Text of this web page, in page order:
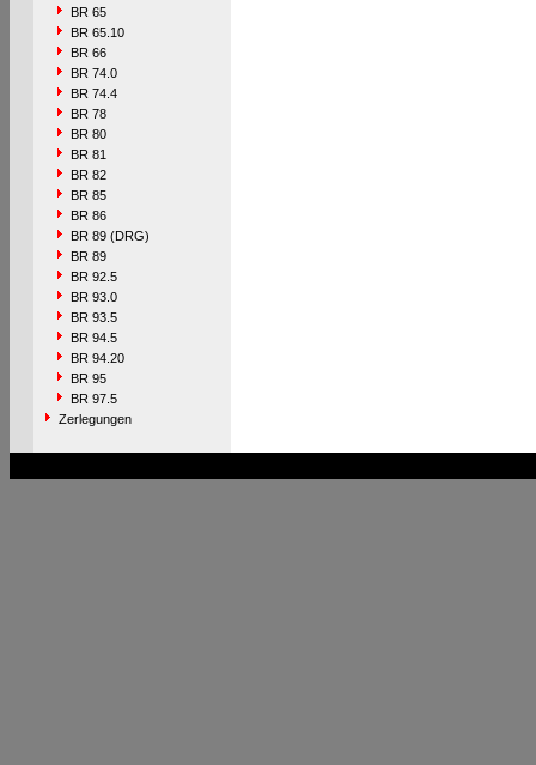
BR 65
BR 65.10
BR 66
BR 74.0
BR 74.4
BR 78
BR 80
BR 81
BR 82
BR 85
BR 86
BR 89 (DRG)
BR 89
BR 92.5
BR 93.0
BR 93.5
BR 94.5
BR 94.20
BR 95
BR 97.5
Zerlegungen